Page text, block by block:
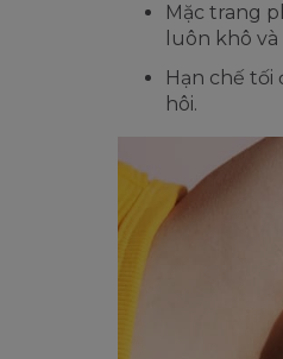
Mặc trang
luôn khô và
Hạn chế
hôi.